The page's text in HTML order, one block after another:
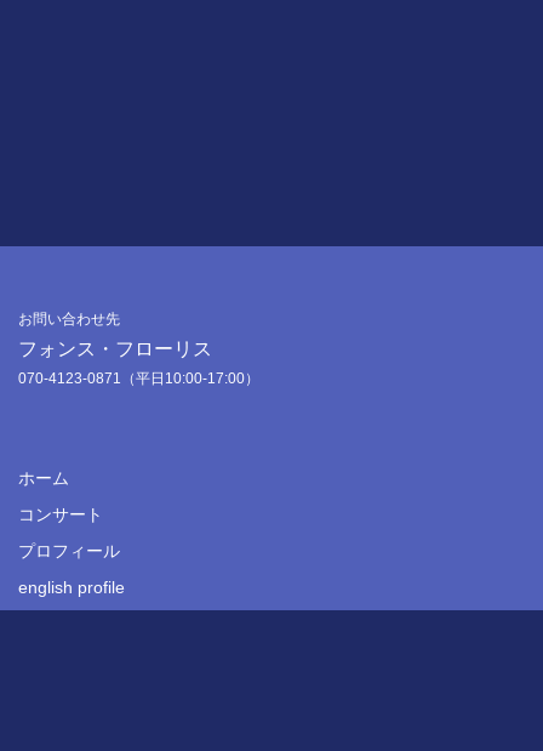
お問い合わせ先
フォンス・フローリス
070-4123-0871（平日10:00-17:00）
ホーム
コンサート
プロフィール
english profile